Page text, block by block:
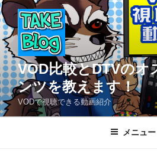
コ
ン
テ
ン
ツ
へ
ス
キ
ッ
VOD比較とDTVのオ
ンツを教えます！
VODで視聴できる動画紹介
メニュー